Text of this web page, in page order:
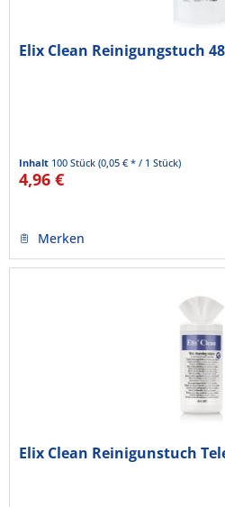
Elix Clean Reinigungstuch
Inhalt 100 Stück(0,05 € * / 1 Stück)
4,96 €
Merken
Elix Clean Reinigunstuch